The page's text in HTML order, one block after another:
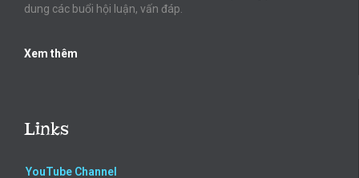
dung các buổi hội luận, vấn đáp.
Xem thêm
Links
YouTube Channel